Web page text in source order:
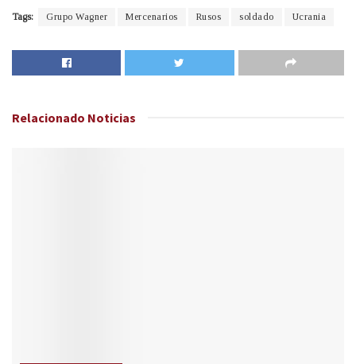
Tags: Grupo Wagner Mercenarios Rusos soldado Ucrania
Relacionado Noticias